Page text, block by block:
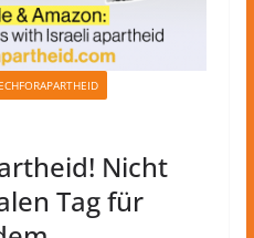
Nicht
Tag für